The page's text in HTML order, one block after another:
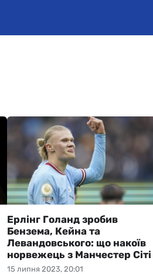
15 липня 2023, 20:01
Ерлінг Голанд зробив
Бензема, Кейна та
Левандовського: що накоїв
норвежець з Манчестер Сіті